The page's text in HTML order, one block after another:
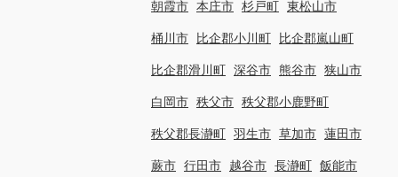
朝霞市 本庄市 杉戸町 東松山市
桶川市 比企郡小川町 比企郡嵐山町
比企郡滑川町 深谷市 熊谷市 狭山市
白岡市 秩父市 秩父郡小鹿野町
秩父郡長瀞町 羽生市 草加市 蓮田市
蕨市 行田市 越谷市 長瀞町 飯能市